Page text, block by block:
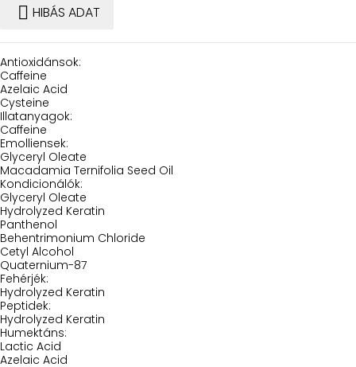
 HIBÁS ADAT
Antioxidánsok:
Caffeine
Azelaic Acid
Cysteine
Illatanyagok:
Caffeine
Emolliensek:
Glyceryl Oleate
Macadamia Ternifolia Seed Oil
Kondicionálók:
Glyceryl Oleate
Hydrolyzed Keratin
Panthenol
Behentrimonium Chloride
Cetyl Alcohol
Quaternium-87
Fehérjék:
Hydrolyzed Keratin
Peptidek:
Hydrolyzed Keratin
Humektáns:
Lactic Acid
Azelaic Acid